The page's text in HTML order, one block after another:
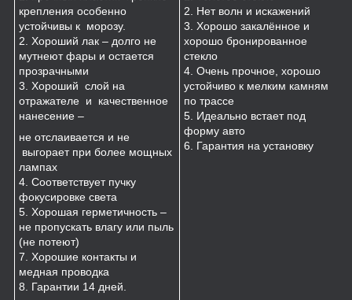
крепления особенно
устойчивы к морозу.
2. Хороший лак – долго не
мутнеют фары и остается
прозрачными
3. Хороший слой на
отражателе и качественное
нанесение –
не отслаивается и не
выгорает при более мощных
лампах
4. Соответствует пучку
фокусировке света
5. Хорошая герметичность –
не пропускать влагу или пыль
(не потеют)
7. Хорошие контакты и
медная проводка
8. Гарантии 14 дней.
2. Нет волн и искажений
3. Хорошо закалённое и
хорошо бронированное
стекло
4. Очень прочное, хорошо
устойчиво к мелким камням
по трассе
5. Идеально встает под
форму авто
6. Гарантия на установку